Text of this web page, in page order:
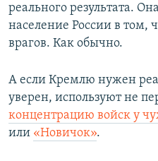
реального результата.
население России в том,
врагов. Как обычно.
А если Кремлю нужен
уверен, используют не
концентрацию войск у
или «Новичок».